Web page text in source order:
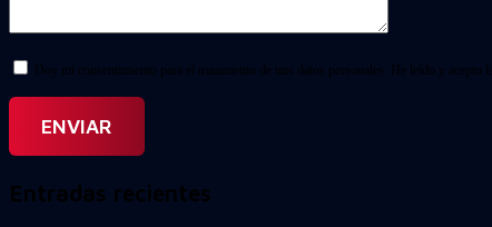
Doy mi consentimiento para el tratamiento de mis datos personales. He leído y acepto la
Entradas recientes